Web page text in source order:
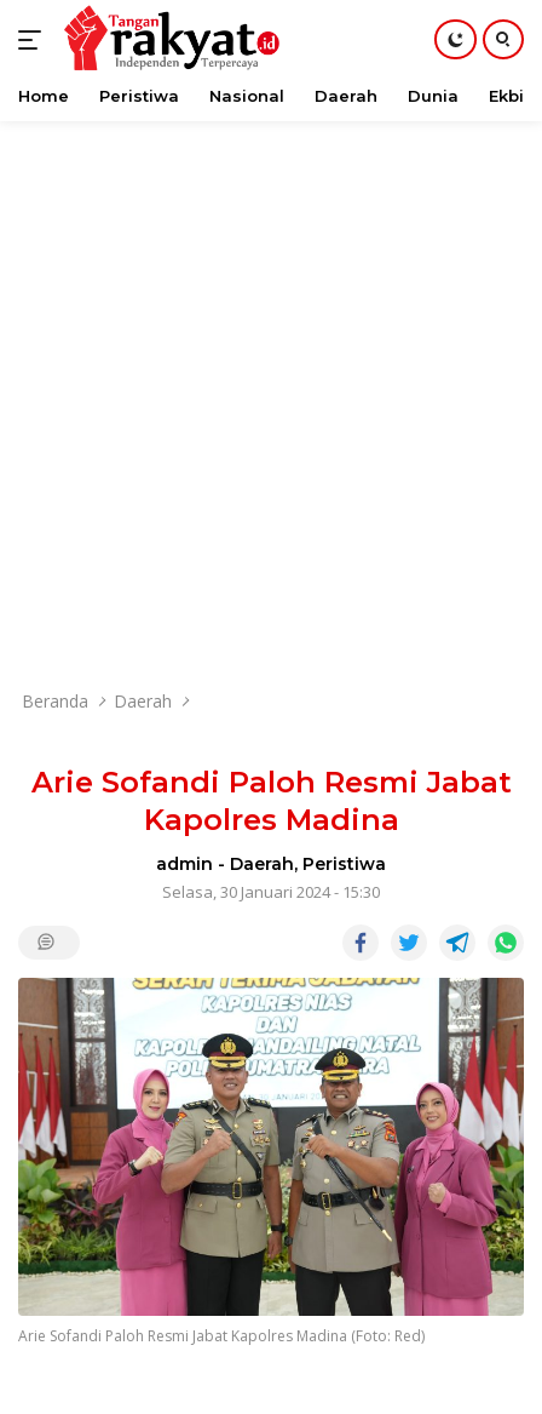
Langsung
Home Peristiwa Nasional Daerah Dunia Ekbis
Beranda Daerah
Arie Sofandi Paloh Resmi Jabat
Kapolres Madina
admin - Daerah, Peristiwa
Selasa, 30 Januari 2024 - 15:30
Arie Sofandi Paloh Resmi Jabat Kapolres Madina (Foto: Red)